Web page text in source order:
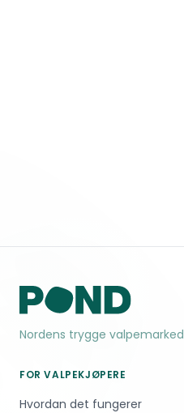
Nordens trygge valpemarked
FOR VALPEKJØPERE
Hvordan det fungerer